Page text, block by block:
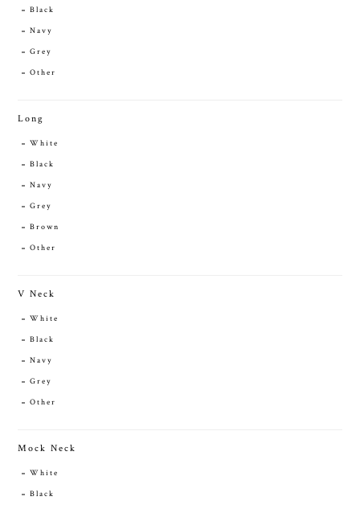
Black
Navy
Grey
Other
Long
White
Black
Navy
Grey
Brown
Other
V Neck
White
Black
Navy
Grey
Other
Mock Neck
White
Black